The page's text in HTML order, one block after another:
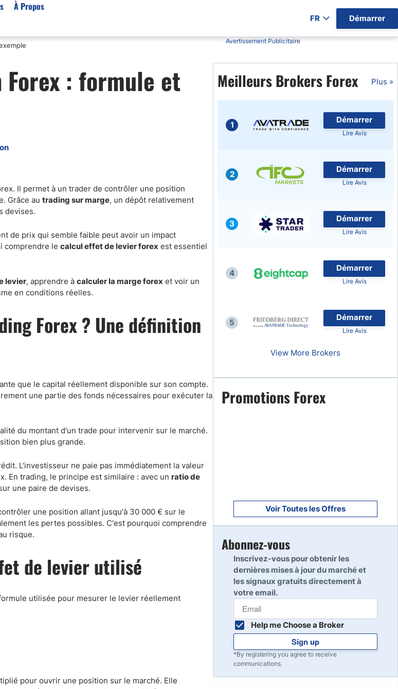
Or XAU/USD
Effet de levier
Trading du pétrole
Courtiers MT4
Comptes démo
Trading d’options
Apps de trading
Échange de crypto-monnaies
À Propos
Démarrer
FR
Avertissement Publicitaire
: formule et
Il permet à un trader de contrôler une position
Grâce au trading sur marge, un dépôt relativement
devises.
de prix qui semble faible peut avoir un impact
comprendre le calcul effet de levier forex est essentiel
levier, apprendre à calculer la marge forex et voir un
en conditions réelles.
Forex ? Une définition
que le capital réellement disponible sur son compte.
une partie des fonds nécessaires pour exécuter la
du montant d'un trade pour intervenir sur le marché.
bien plus grande.
L'investisseur ne paie pas immédiatement la valeur
En trading, le principe est similaire : avec un ratio de
une paire de devises.
une position allant jusqu'à 30 000 € sur le
les pertes possibles. C'est pourquoi comprendre
risque.
de levier utilisé
utilisée pour mesurer le levier réellement
pour ouvrir une position sur le marché. Elle
Meilleurs Brokers Forex Plus »
1
Démarrer
Lire Avis
2
Démarrer
Lire Avis
3
Démarrer
Lire Avis
4
Démarrer
Lire Avis
5
Démarrer
Lire Avis
View More Brokers
Promotions Forex
Voir Toutes les Offres
Abonnez-vous
Inscrivez-vous pour obtenir les
dernières mises à jour du marché et
les signaux gratuits directement à
votre email.
Help me Choose a Broker
Sign up
*By registering you agree to receive
communications.